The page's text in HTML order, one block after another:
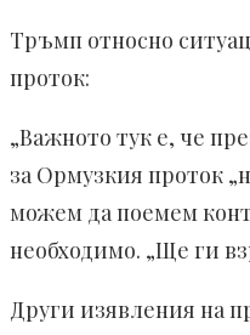
Тръмп относно
проток:
„Важното тук е, че
за Ормузкия проток
можем да поемем
необходимо. „Ще ги
Други изявления на